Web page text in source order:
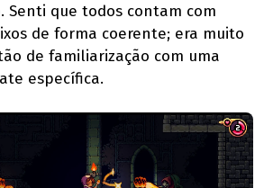
Senti que todos contam com
de forma coerente; era muito
de familiarização com uma
específica.